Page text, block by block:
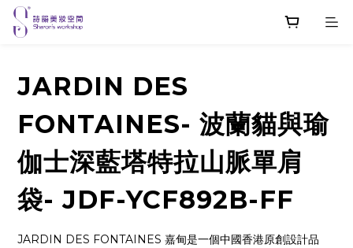
JARDIN DES
FONTAINES- 波蘭貓與瑜
伽士深藍塔特拉山脈單肩
袋- JDF-YCF892B-FF
JARDIN DES FONTAINES 嘉甸是一個中國香港原創設計品